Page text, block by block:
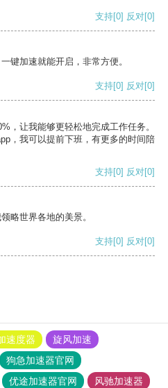
支持[0] 反对[0]
键加速就能开启，非常方便。
支持[0] 反对[0]
，让我能够更轻松地完成工作任务。
，我可以提前下班，有更多的时间陪
支持[0] 反对[0]
略世界各地的美景。
支持[0] 反对[0]
速度器
旋风加速
狗急加速器官网
优途加速器官网
风驰加速器